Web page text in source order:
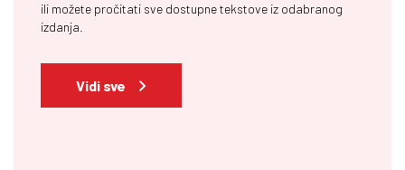
ili možete pročitati sve dostupne tekstove iz odabranog
izdanja.
Vidi sve